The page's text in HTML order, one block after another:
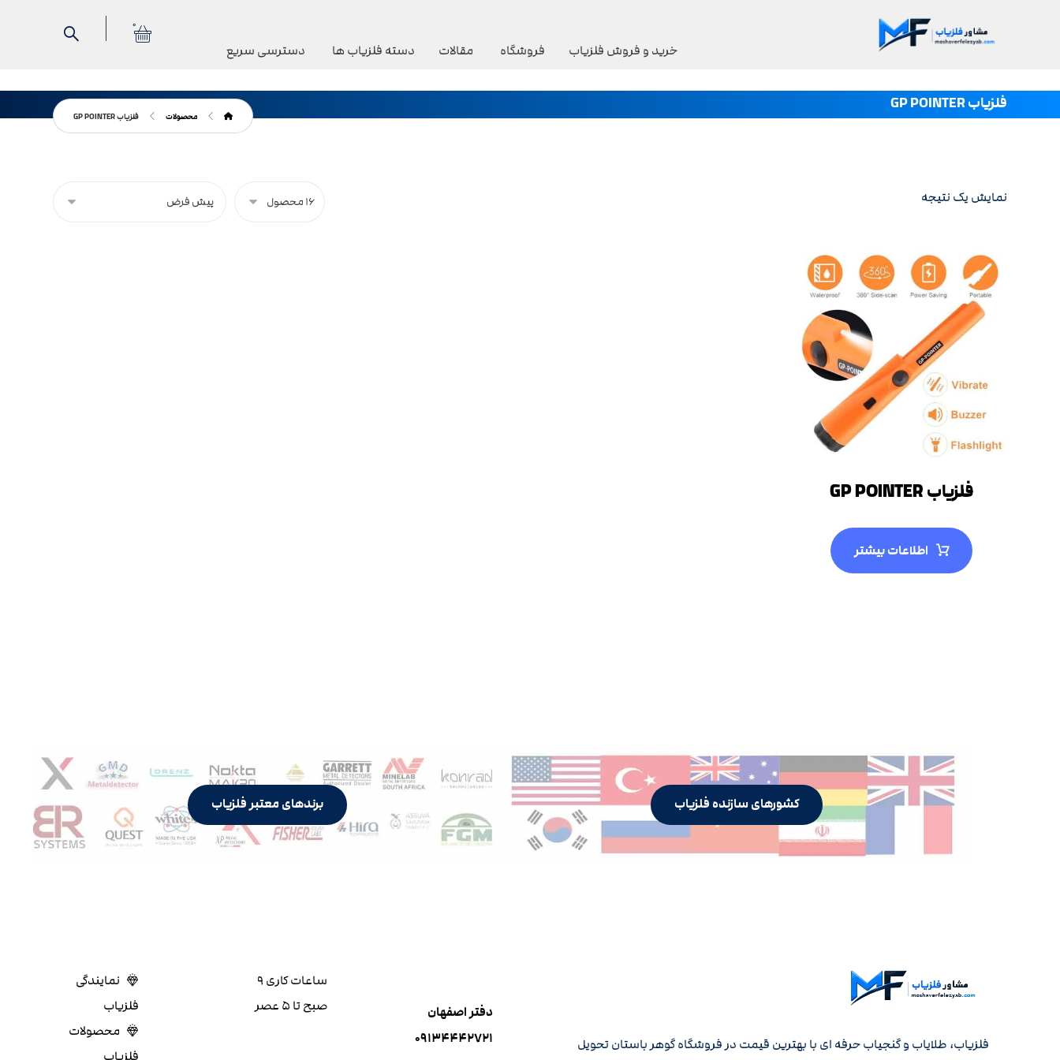
0
خرید و فروش فلزیاب فروشگاه مقالات دسته فلزیاب ها دسترسی سریع
فلزیاب GP POINTER
محصولات فلزیاب GP POINTER
نمایش یک نتیجه
فلزیاب GP POINTER
اطلاعات بیشتر
کشورهای سازنده فلزیاب برندهای معتبر فلزیاب
فلزیاب، طلایاب و گنجیاب حرفه ای با بهترین قیمت در فروشگاه گوهر باستان تحویل
دفتر اصفهان
۰۹۱۳۴۴۴۲۷۲۱
ساعات کاری ۹
صبح تا ۵ عصر
نمایندگی
فلزیاب
محصولات
فلزیاب